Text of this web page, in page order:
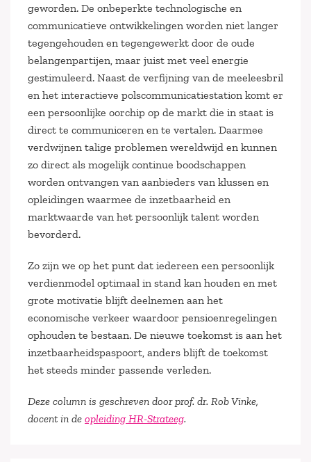
geworden. De onbeperkte technologische en
communicatieve ontwikkelingen worden niet langer
tegengehouden en tegengewerkt door de oude
belangenpartijen, maar juist met veel energie
gestimuleerd. Naast de verfijning van de meeleesbril
en het interactieve polscommunicatiestation komt er
een persoonlijke oorchip op de markt die in staat is
direct te communiceren en te vertalen. Daarmee
verdwijnen talige problemen wereldwijd en kunnen
zo direct als mogelijk continue boodschappen
worden ontvangen van aanbieders van klussen en
opleidingen waarmee de inzetbaarheid en
marktwaarde van het persoonlijk talent worden
bevorderd.
Zo zijn we op het punt dat iedereen een persoonlijk
verdienmodel optimaal in stand kan houden en met
grote motivatie blijft deelnemen aan het
economische verkeer waardoor pensioenregelingen
ophouden te bestaan. De nieuwe toekomst is aan het
inzetbaarheidspaspoort, anders blijft de toekomst
het steeds minder passende verleden.
Deze column is geschreven door prof. dr. Rob Vinke,
docent in de opleiding HR-Strateeg.